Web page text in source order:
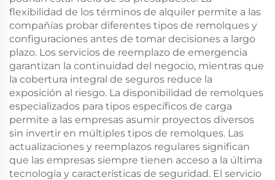
flexibilidad de los términos de alquiler permite a las
compañías probar diferentes tipos de remolques y
configuraciones antes de tomar decisiones a largo
plazo. Los servicios de reemplazo de emergencia
garantizan la continuidad del negocio, mientras que
la cobertura integral de seguros reduce la
exposición al riesgo. La disponibilidad de remolques
especializados para tipos específicos de carga
permite a las empresas asumir proyectos diversos
sin invertir en múltiples tipos de remolques. Las
actualizaciones y reemplazos regulares significan
que las empresas siempre tienen acceso a la última
tecnología y características de seguridad. El servicio